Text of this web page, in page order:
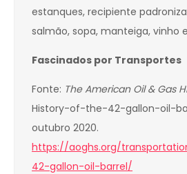
estanques, recipiente
salmão, sopa, manteiga, vinho
Fascinados por Transportes
Fonte: The American Oil & Gas
History-of-the-42-gallon-oil-
outubro 2020.
https://aoghs.org/
42-gallon-oil-barrel/